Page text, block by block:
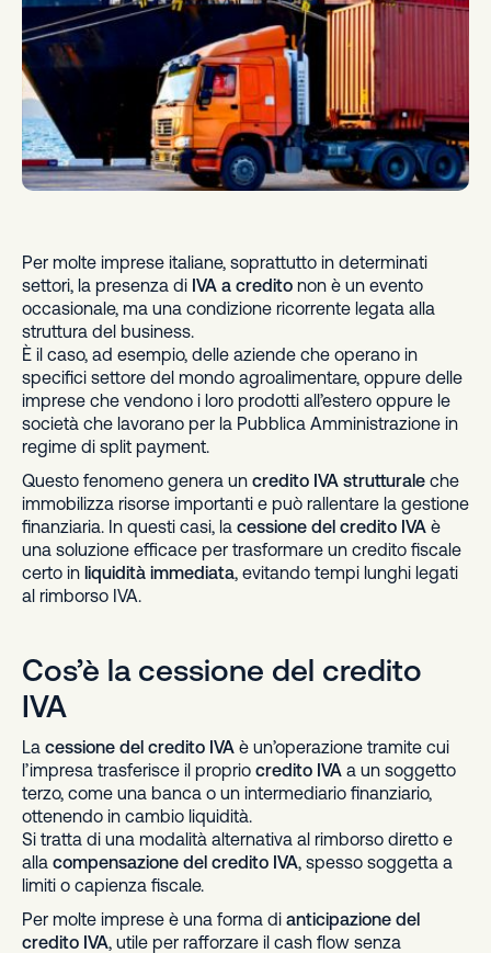
Per molte imprese italiane, soprattutto in determinati
settori, la presenza di IVA a credito non è un evento
occasionale, ma una condizione ricorrente legata alla
struttura del business.
È il caso, ad esempio, delle aziende che operano in
specifici settore del mondo agroalimentare, oppure delle
imprese che vendono i loro prodotti all’estero oppure le
società che lavorano per la Pubblica Amministrazione in
regime di split payment.
Questo fenomeno genera un credito IVA strutturale che
immobilizza risorse importanti e può rallentare la gestione
finanziaria. In questi casi, la cessione del credito IVA è
una soluzione efficace per trasformare un credito fiscale
certo in liquidità immediata, evitando tempi lunghi legati
al rimborso IVA.
Cos’è la cessione del credito
IVA
La cessione del credito IVA è un’operazione tramite cui
l’impresa trasferisce il proprio credito IVA a un soggetto
terzo, come una banca o un intermediario finanziario,
ottenendo in cambio liquidità.
Si tratta di una modalità alternativa al rimborso diretto e
alla compensazione del credito IVA, spesso soggetta a
limiti o capienza fiscale.
Per molte imprese è una forma di anticipazione del
credito IVA, utile per rafforzare il cash flow senza